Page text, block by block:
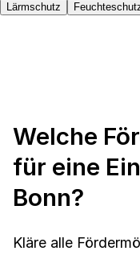
Lärmschutz
Welche
für eine
Bonn?
Kläre alle